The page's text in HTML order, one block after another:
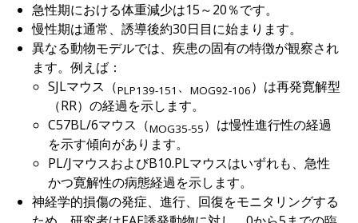
急性期における体重減少は15～20％です。
慢性期は通常、誘導後約30日目に始まります。
異なる動物モデルでは、疾患の固有の特徴が観察され
ます。例えば：
SJLマウス（PLP139-151 、 MOG92-106）は再発寛解型
（RR）の経過を示します。
C57BL/6マウス（MOG35-55）は慢性進行性の経過
を示す傾向があります。
PL/JマウスおよびB10.PLマウスはいずれも、急性
かつ寛解性の病態経過を示します。
神経学的損傷の発症、進行、回復をモニタリングする